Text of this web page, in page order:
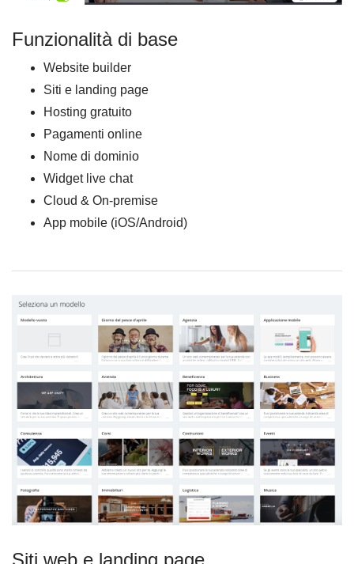
Funzionalità di base
Website builder
Siti e landing page
Hosting gratuito
Pagamenti online
Nome di dominio
Widget live chat
Cloud & On-premise
App mobile (iOS/Android)